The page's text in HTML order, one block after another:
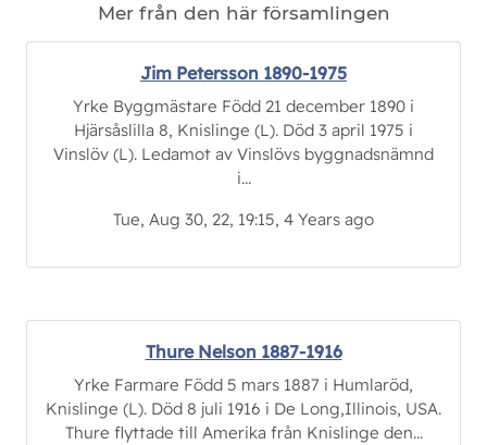
Mer från den här församlingen
Jim Petersson 1890-1975
Yrke Byggmästare Född 21 december 1890 i
Hjärsåslilla 8, Knislinge (L). Död 3 april 1975 i
Vinslöv (L). Ledamot av Vinslövs byggnadsnämnd
i...
Tue, Aug 30, 22, 19:15, 4 Years ago
Thure Nelson 1887-1916
Yrke Farmare Född 5 mars 1887 i Humlaröd,
Knislinge (L). Död 8 juli 1916 i De Long,Illinois, USA.
Thure flyttade till Amerika från Knislinge den...